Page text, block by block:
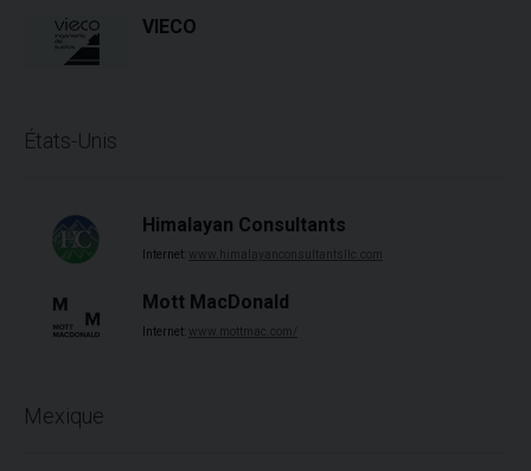
VIECO
États-Unis
Himalayan Consultants
Internet: www.himalayanconsultantsllc.com
Mott MacDonald
Internet: www.mottmac.com/
Mexique